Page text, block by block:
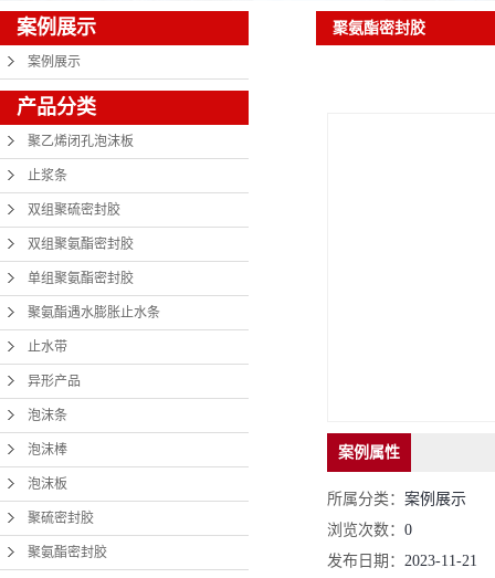
案例展示
案例展示
产品分类
聚乙烯闭孔泡沫板
止浆条
双组聚硫密封胶
双组聚氨酯密封胶
单组聚氨酯密封胶
聚氨酯遇水膨胀止水条
止水带
异形产品
泡沫条
泡沫棒
泡沫板
聚硫密封胶
聚氨酯密封胶
聚氨酯密封胶
案例属性
所属分类： 案例展示
浏览次数： 0
发布日期： 2023-11-21